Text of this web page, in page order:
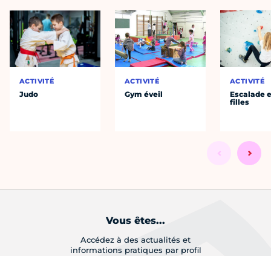
ACTIVITÉ
Judo
ACTIVITÉ
Gym éveil
ACTIVITÉ
Escalade
filles
Vous êtes...
Accédez à des actualités et
informations pratiques par profil